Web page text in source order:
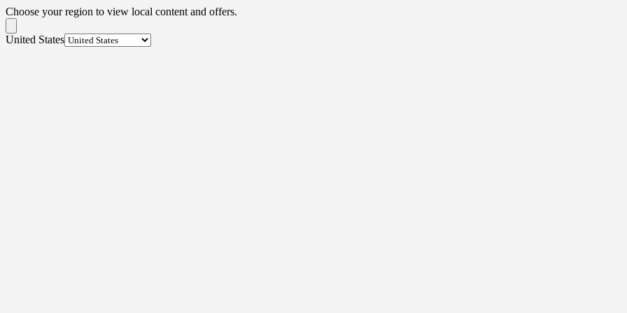
Choose your region to view local content and offers.
United States